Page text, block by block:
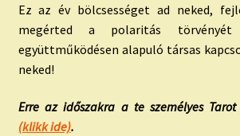
Ez az év bölcsességet ad neked,
megérted a polaritás törvényét
együttműködésen alapuló társas
neked!
Erre az időszakra a te személyes
(klikk ide).